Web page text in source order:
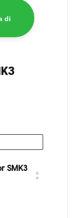
di
SMK3